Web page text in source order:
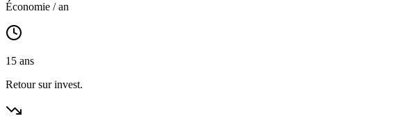
Économie / an
15 ans
Retour sur invest.